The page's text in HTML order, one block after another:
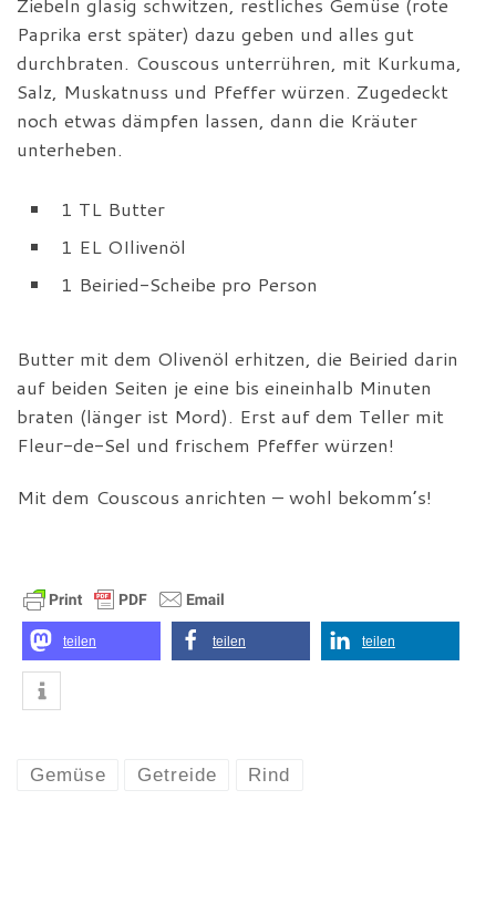
Ziebeln glasig schwitzen, restliches Gemüse (rote
Paprika erst später) dazu geben und alles gut
durchbraten. Couscous unterrühren, mit Kurkuma,
Salz, Muskatnuss und Pfeffer würzen. Zugedeckt
noch etwas dämpfen lassen, dann die Kräuter
unterheben.
1 TL Butter
1 EL OIlivenöl
1 Beiried-Scheibe pro Person
Butter mit dem Olivenöl erhitzen, die Beiried darin
auf beiden Seiten je eine bis eineinhalb Minuten
braten (länger ist Mord). Erst auf dem Teller mit
Fleur-de-Sel und frischem Pfeffer würzen!
Mit dem Couscous anrichten – wohl bekomm’s!
teilen teilen teilen
Gemüse Getreide Rind